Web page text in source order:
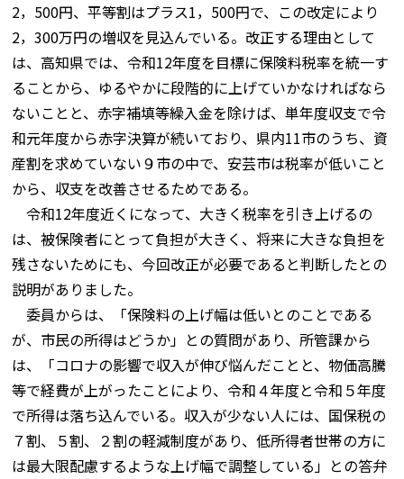
2，500円、平等割はプラス1，500円で、この改定により
2，300万円の増収を見込んでいる。改正する理由として
は、高知県では、令和12年度を目標に保険料税率を統一す
ることから、ゆるやかに段階的に上げていかなければなら
ないことと、赤字補填等繰入金を除けば、単年度収支で令
和元年度から赤字決算が続いており、県内11市のうち、資
産割を求めていない９市の中で、安芸市は税率が低いこと
から、収支を改善させるためである。
令和12年度近くになって、大きく税率を引き上げるの
は、被保険者にとって負担が大きく、将来に大きな負担を
残さないためにも、今回改正が必要であると判断したとの
説明がありました。
委員からは、「保険料の上げ幅は低いとのことである
が、市民の所得はどうか」との質問があり、所管課から
は、「コロナの影響で収入が伸び悩んだことと、物価高騰
等で経費が上がったことにより、令和４年度と令和５年度
で所得は落ち込んでいる。収入が少ない人には、国保税の
７割、５割、２割の軽減制度があり、低所得者世帯の方に
は最大限配慮するような上げ幅で調整している」との答弁